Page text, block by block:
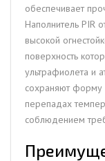
обеспечивает
Наполнитель PIR
высокой
поверхность
ультрафиолета и
сохраняют форму
перепадах
соблюдением